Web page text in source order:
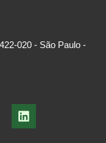
020 - São Paulo -